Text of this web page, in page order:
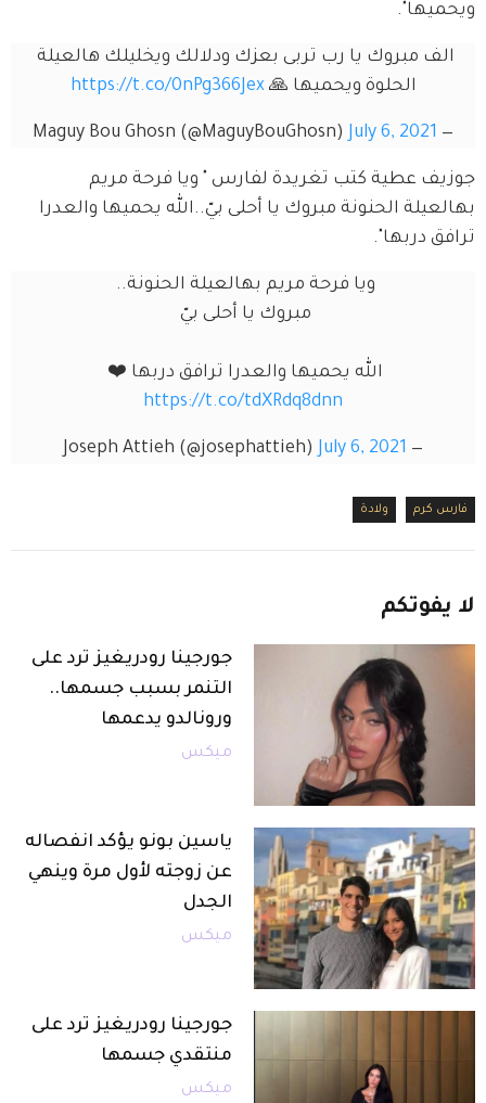
ويحميها".
الف مبروك يا رب تربى بعزك ودلالك ويخليلك هالعيلة
الحلوة ويحميها 🙏 https://t.co/0nPg366Jex
— Maguy Bou Ghosn (@MaguyBouGhosn)
July 6, 2021
جوزيف عطية كتب تغريدة لفارس " ويا فرحة مريم
بهالعيلة الحنونة مبروك يا أحلى بيّ..الله يحميها والعدرا
ترافق دربها".
ويا فرحة مريم بهالعيلة الحنونة..
مبروك يا أحلى بيّ
الله يحميها والعدرا ترافق دربها ❤️
https://t.co/tdXRdq8dnn
— Joseph Attieh (@josephattieh)
July 6, 2021
فارس كرم ولادة
لا يفوتكم
جورجينا رودريغيز ترد على
التنمر بسبب جسمها..
ورونالدو يدعمها
ميكس
ياسين بونو يؤكد انفصاله
عن زوجته لأول مرة وينهي
الجدل
ميكس
جورجينا رودريغيز ترد على
منتقدي جسمها
ميكس